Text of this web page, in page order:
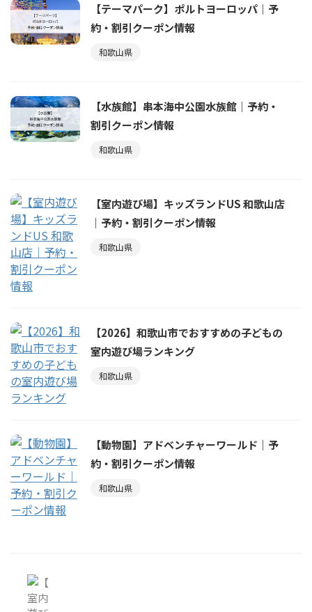
【テーマパーク】ポルトヨーロッパ｜予
約・割引クーポン情報
和歌山県
【水族館】串本海中公園水族館｜予約・
割引クーポン情報
和歌山県
【室内遊び場】キッズランドUS 和歌山店
｜予約・割引クーポン情報
和歌山県
【2026】和歌山市でおすすめの子どもの
室内遊び場ランキング
和歌山県
【動物園】アドベンチャーワールド｜予
約・割引クーポン情報
和歌山県